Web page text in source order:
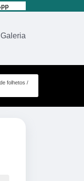
Galeria
folhetos